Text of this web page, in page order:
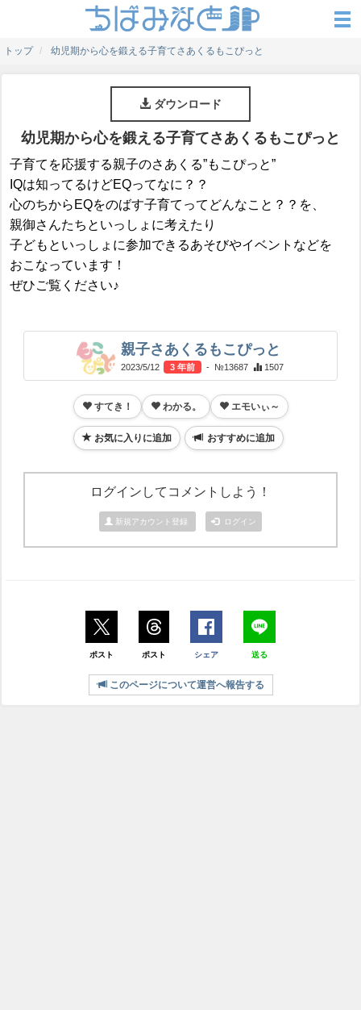
トップ 幼児期から心を鍛える子育てさあくるもこぴっと
ダウンロード
幼児期から心を鍛える子育てさあくるもこぴっと
子育てを応援する親子のさあくる”もこぴっと”
IQは知ってるけどEQってなに？？
心のちからEQをのばす子育てってどんなこと？？を、
親御さんたちといっしょに考えたり
子どもといっしょに参加できるあそびやイベントなどを
おこなっています！
ぜひご覧ください♪
親子さあくるもこぴっと
2023/5/12 3 年前 - №13687 1507
すてき！ わかる。 エモいぃ～
お気に入りに追加 おすすめに追加
ログインしてコメントしよう！
新規アカウント登録 ログイン
ポスト ポスト シェア 送る
このページについて運営へ報告する